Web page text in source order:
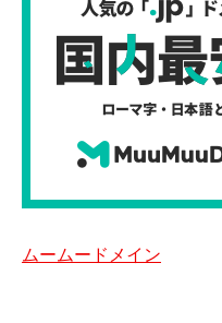
ムームードメイン